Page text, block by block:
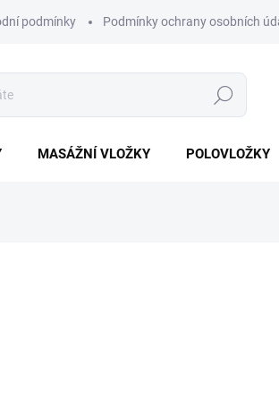
podmínky Podmínky ochrany osobních
Hledat
MASÁŽNÍ VLOŽKY POLOVLOŽKY